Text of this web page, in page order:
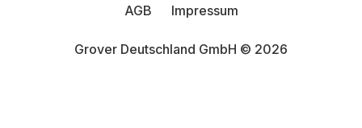
Grover Deutschland GmbH © 2026
AGB
Impressum